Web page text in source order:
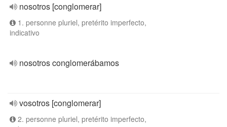
nosotros [conglomerar]
1. personne pluriel, pretérito imperfecto,
indicativo
nosotros conglomerábamos
vosotros [conglomerar]
2. personne pluriel, pretérito imperfecto,